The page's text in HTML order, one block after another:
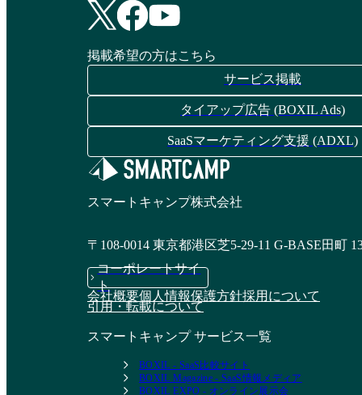
掲載希望の方はこちら
サービス掲載
タイアップ広告 (BOXIL Ads)
SaaSマーケティング支援 (ADXL)
スマートキャンプ株式会社
〒108-0014 東京都港区芝5-29-11 G-BASE田町
コーポレートサイ
ト
会社概要個人情報保護方針採用について
引用・転載について
スマートキャンプ サービス一覧
BOXIL - SaaS比較サイト
BOXIL Magazine - SaaS情報メディア
BOXIL EXPO - オンライン展示会